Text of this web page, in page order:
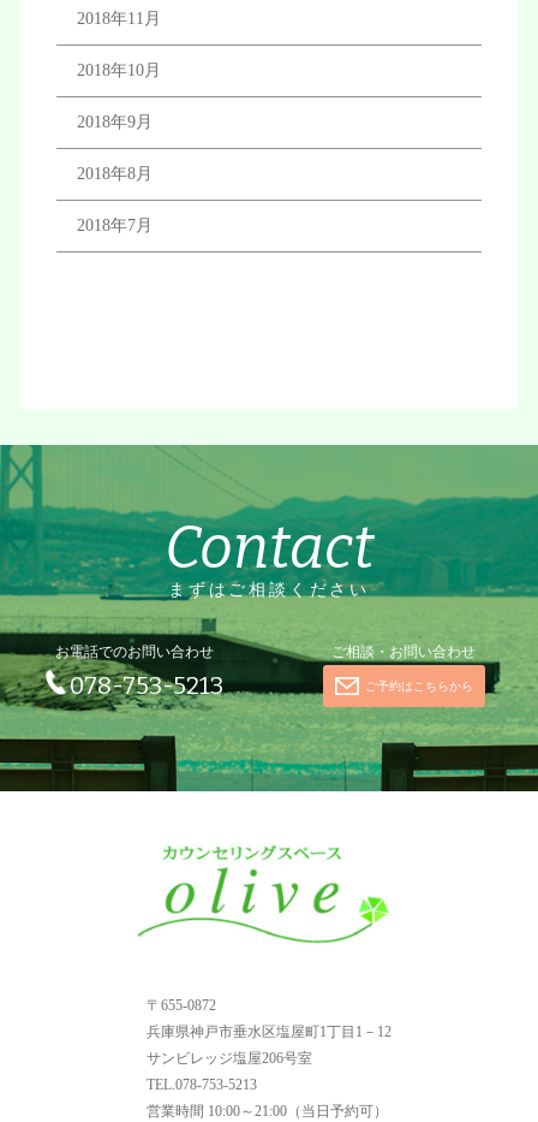
2018年11月
2018年10月
2018年9月
2018年8月
2018年7月
Contact
まずはご相談ください
お電話でのお問い合わせ
078-753-5213
ご相談・お問い合わせ
ご予約はこちらから
〒655-0872
兵庫県神戸市垂水区塩屋町1丁目1－12
サンビレッジ塩屋206号室
TEL.078-753-5213
営業時間 10:00～21:00（当日予約可）